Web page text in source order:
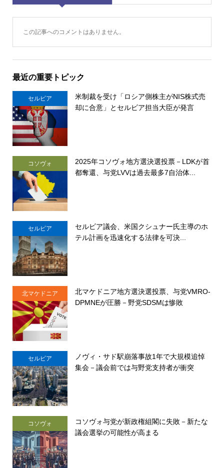
この記事へのコメントはありません。
最近の重要トピック
セルビア
米制裁を受け「ロシア側株主がNIS株式売
却に合意」とセルビア担当大臣が発言
コソヴォ
2025年コソヴォ地方選決選投票－LDKが首
都奪還、与党LVVは過去最多7自治体...
セルビア
セルビア議会、米国クシュナー氏主導のホ
テル計画を迅速化する法律を可決...
北マケドニア
北マケドニア地方選決選投票、与党VMRO-
DPMNEが圧勝－野党SDSMは惨敗
セルビア
ノヴィ・サド駅崩落事故1年で大規模追悼
集会－議会前では与野党支持者が衝突
コソヴォ
コソヴォ与党が新政権組閣に失敗－新たな
議会選挙の可能性が高まる